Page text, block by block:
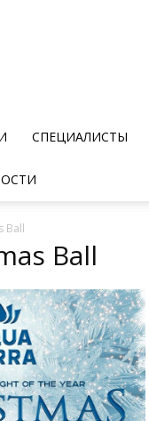
СПЕЦИАЛИСТЫ
Ball
Ball